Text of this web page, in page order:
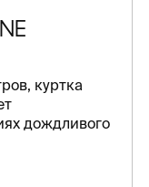
куртка
дождливого